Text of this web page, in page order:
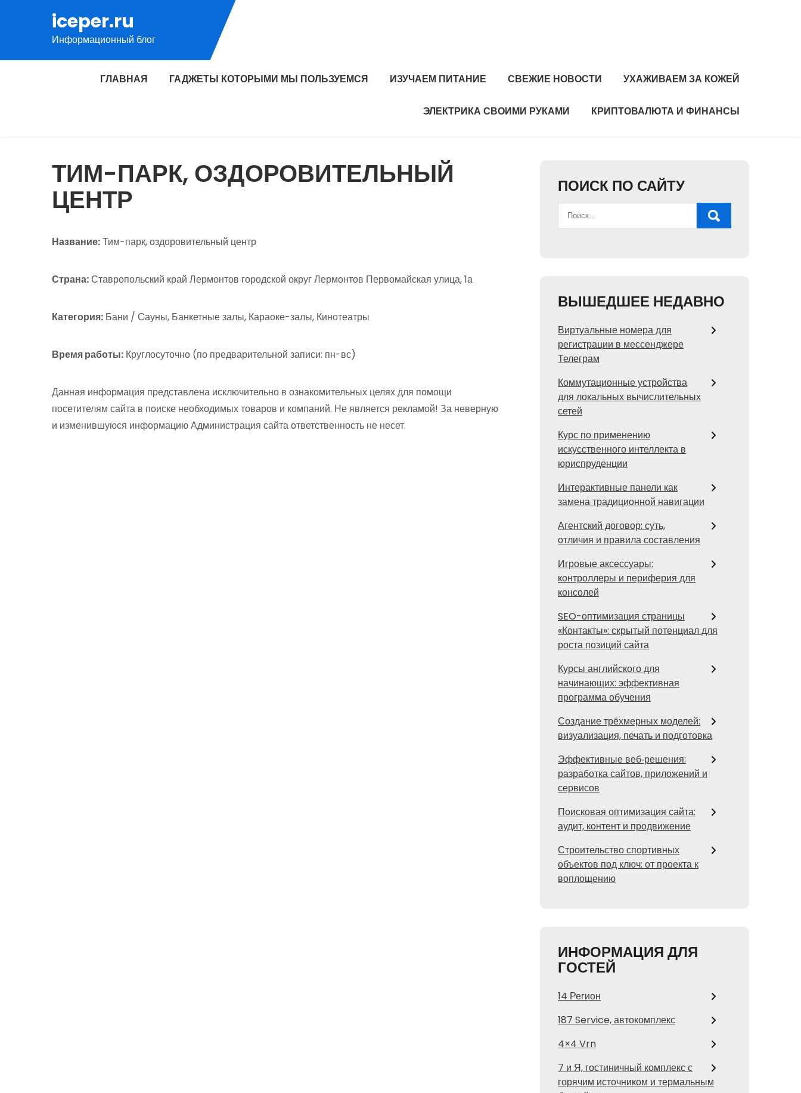
содержимому
iceper.ru
Информационный блог
ГЛАВНАЯ ГАДЖЕТЫ КОТОРЫМИ МЫ ПОЛЬЗУЕМСЯ ИЗУЧАЕМ ПИТАНИЕ СВЕЖИЕ НОВОСТИ УХАЖИВАЕМ ЗА КОЖЕЙ
ЭЛЕКТРИКА СВОИМИ РУКАМИ КРИПТОВАЛЮТА И ФИНАНСЫ
ТИМ-ПАРК, ОЗДОРОВИТЕЛЬНЫЙ
ЦЕНТР
Название:Тим-парк, оздоровительный центр
Страна:Ставропольский край Лермонтов городской округ Лермонтов Первомайская улица, 1а
Категория: Бани / Сауны, Банкетные залы, Караоке-залы, Кинотеатры
Время работы: Круглосуточно (по предварительной записи: пн-вс)
Данная информация представлена исключительно в ознакомительных целях для помощи
посетителям сайта в поиске необходимых товаров и компаний. Не является рекламой! За неверную
и изменившуюся информацию Администрация сайта ответственность не несет.
ПОИСК ПО САЙТУ
ВЫШЕДШЕЕ НЕДАВНО
Виртуальные номера для
регистрации в мессенджере
Телеграм
Коммутационные устройства
для локальных вычислительных
сетей
Курс по применению
искусственного интеллекта в
юриспруденции
Интерактивные панели как
замена традиционной навигации
Агентский договор: суть,
отличия и правила составления
Игровые аксессуары:
контроллеры и периферия для
консолей
SEO-оптимизация страницы
«Контакты»: скрытый потенциал для
роста позиций сайта
Курсы английского для
начинающих: эффективная
программа обучения
Создание трёхмерных моделей:
визуализация, печать и подготовка
Эффективные веб‑решения:
разработка сайтов, приложений и
сервисов
Поисковая оптимизация сайта:
аудит, контент и продвижение
Строительство спортивных
объектов под ключ: от проекта к
воплощению
ИНФОРМАЦИЯ ДЛЯ
ГОСТЕЙ
14 Регион
187 Service, автокомплекс
4×4 Vrn
7 и Я, гостиничный комплекс с
горячим источником и термальным